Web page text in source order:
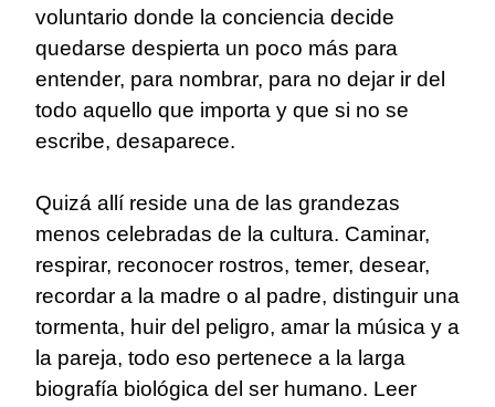
voluntario donde la conciencia decide
quedarse despierta un poco más para
entender, para nombrar, para no dejar ir del
todo aquello que importa y que si no se
escribe, desaparece.
Quizá allí reside una de las grandezas
menos celebradas de la cultura. Caminar,
respirar, reconocer rostros, temer, desear,
recordar a la madre o al padre, distinguir una
tormenta, huir del peligro, amar la música y a
la pareja, todo eso pertenece a la larga
biografía biológica del ser humano. Leer